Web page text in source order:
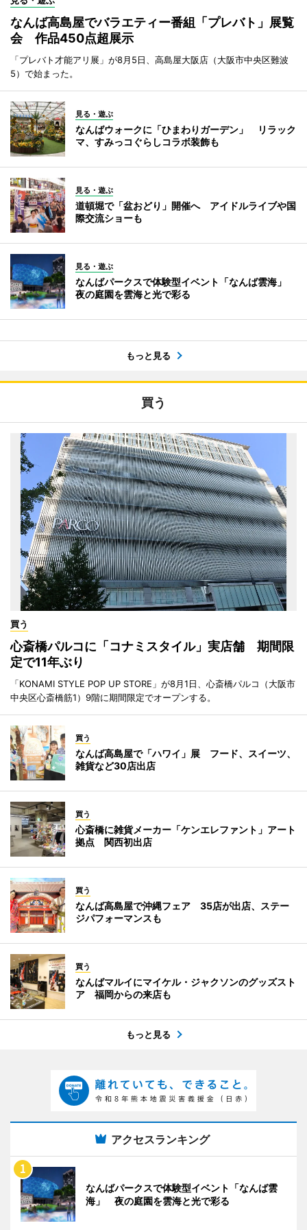
なんば高島屋でバラエティー番組「プレバト」展覧
会 作品450点超展示
「プレバト才能アリ展」が8月5日、高島屋大阪店（大阪市中央区難波
5）で始まった。
見る・遊ぶ
なんばウォークに「ひまわりガーデン」 リラック
マ、すみっコぐらしコラボ装飾も
見る・遊ぶ
道頓堀で「盆おどり」開催へ アイドルライブや国
際交流ショーも
見る・遊ぶ
なんばパークスで体験型イベント「なんば雲海」
夜の庭園を雲海と光で彩る
もっと見る
買う
買う
心斎橋パルコに「コナミスタイル」実店舗 期間限
定で11年ぶり
「KONAMI STYLE POP UP STORE」が8月1日、心斎橋パルコ（大阪市
中央区心斎橋筋1）9階に期間限定でオープンする。
買う
なんば高島屋で「ハワイ」展 フード、スイーツ、
雑貨など30店出店
買う
心斎橋に雑貨メーカー「ケンエレファント」アート
拠点 関西初出店
買う
なんば高島屋で沖縄フェア 35店が出店、ステー
ジパフォーマンスも
買う
なんばマルイにマイケル・ジャクソンのグッズスト
ア 福岡からの来店も
もっと見る
アクセスランキング
なんばパークスで体験型イベント「なんば雲
海」 夜の庭園を雲海と光で彩る